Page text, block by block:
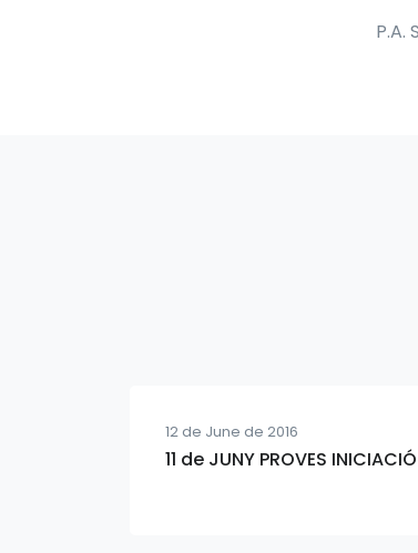
P.A.
12 de June de 2016
11 de JUNY PROVES